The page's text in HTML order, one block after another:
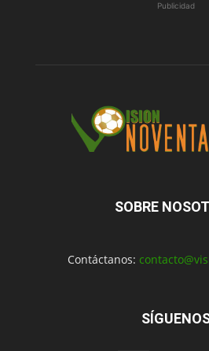
Publicidad
SOBRE
Contáctanos: